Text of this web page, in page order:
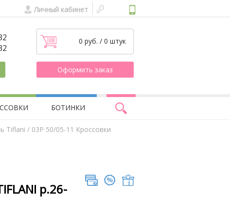
Личный кабинет
0 руб. / 0 штук
Оформить заказ
БОТИНКИ
Tiflani / 03Р 50/05-11 Кроссовки
р.26-